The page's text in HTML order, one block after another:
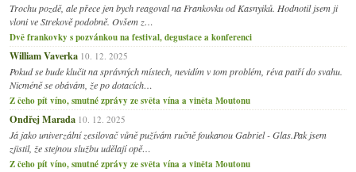
Trochu pozdě, ale přece jen bych reagoval na Frankovku od Kasnyiků. Hodnotil jsem ji
vloni ve Strekově podobně. Ovšem z…
Dvě frankovky s pozvánkou na festival, degustace a konferenci
William Vaverka 10. 12. 2025
Pokud se bude klučit na správných místech, nevidím v tom problém, réva patří do svahu.
Nicméně se obávám, že po dotacích…
Z čeho pít víno, smutné zprávy ze světa vína a viněta Moutonu
Ondřej Marada 10. 12. 2025
Já jako univerzální zesilovač vůně pužívám ručně foukanou Gabriel - Glas.Pak jsem
zjistil, že stejnou službu udělají opě…
Z čeho pít víno, smutné zprávy ze světa vína a viněta Moutonu